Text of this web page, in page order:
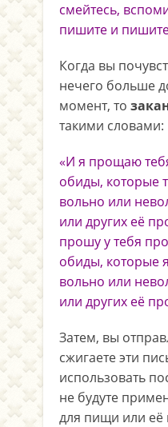
смейтесь,
пишите и
Когда вы
нечего больше
момент, то
такими словами:
«И я прощаю
обиды, которые
вольно или
или других её
прошу у тебя
обиды, которые
вольно или
или других её
Затем, вы
сжигаете эти
использовать
не будуте
для пищи или её